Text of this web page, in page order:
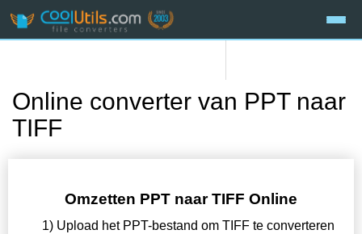
Online converter van PPT naar
TIFF
Omzetten PPT naar TIFF Online
1) Upload het PPT-bestand om TIFF te converteren